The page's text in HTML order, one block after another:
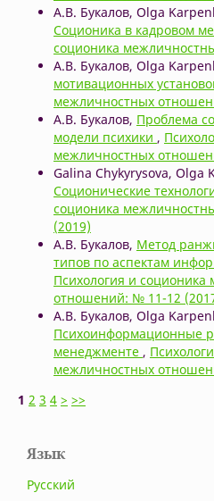
А.В. Букалов, Olga
Соционика в кадровом
соционика
А.В. Букалов, Olga
мотивационных
межличностных
А.В. Букалов, Проблема
модели психики ,
межличностных
Galina Chykyrysova, Olga
Cоционические
соционика
(2019)
А.В. Букалов, Метод
типов по аспектам
Психология и
отношений: № 11-12
А.В. Букалов, Olga
Психоинформационные
менеджменте ,
межличностных
1 2 3 4 > >>
Язык
Русский